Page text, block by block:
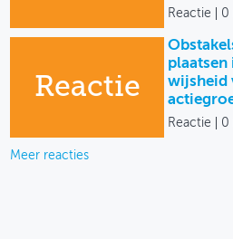
Reactie 0
Reactie
plaatsen
wijsheid
Reactie 0
Meer reacties